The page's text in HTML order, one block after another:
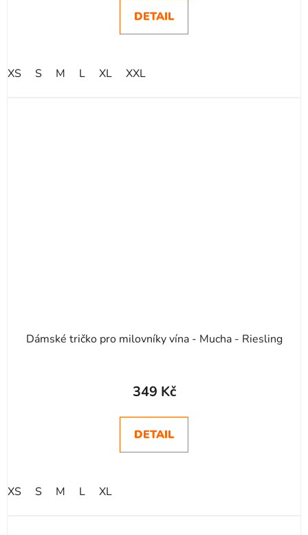
DETAIL
XS S M L XL XXL
Dámské tričko pro milovníky vína - Mucha - Riesling
349 Kč
DETAIL
XS S M L XL